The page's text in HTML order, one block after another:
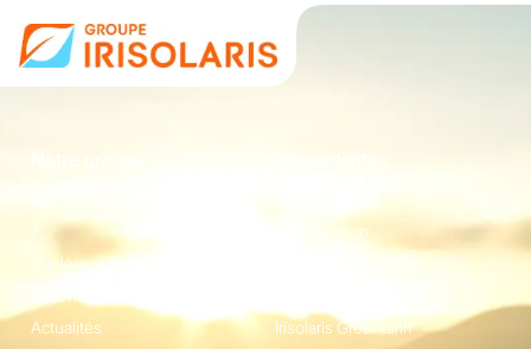
Notre groupe
?
Carrière
Partenaires
Actualités
Nos activités
Construction
Irisolaris Greentariff